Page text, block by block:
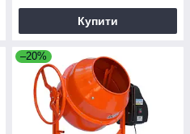
Купити
–20%